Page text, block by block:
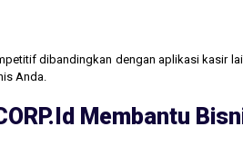
dibandingkan dengan aplikasi kasir
Anda.
Membantu